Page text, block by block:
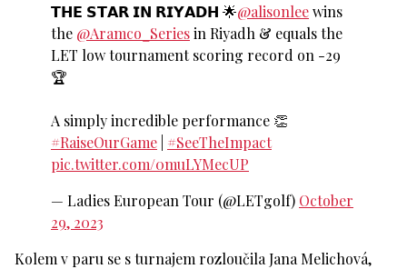
𝗧𝗛𝗘 𝗦𝗧𝗔𝗥 𝗜𝗡 𝗥𝗜𝗬𝗔𝗗𝗛 🌟@alisonleewins
the @Aramco_Seriesin Riyadh & equals the
LET low tournament scoring record on -29
🏆
A simply incredible performance 👏
#RaiseOurGame #SeeTheImpact
pic.twitter.com/0muLYMecUP
— Ladies European Tour (@LETgolf) October
29, 2023
Kolem v paru se s turnajem rozloučila Jana Melichová,